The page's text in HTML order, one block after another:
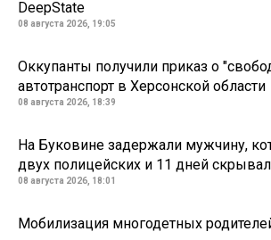
DeepState
08 августа 2026, 19:05
Оккупанты получили приказ о
автотранспорт в Херсонской области
08 августа 2026, 18:39
На Буковине задержали мужчину,
двух полицейских и 11 дней
08 августа 2026, 18:01
Мобилизация многодетных